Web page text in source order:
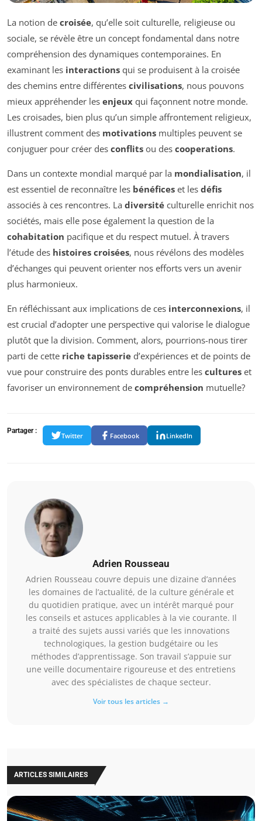
La notion de croisée, qu’elle soit culturelle, religieuse ou
sociale, se révèle être un concept fondamental dans notre
compréhension des dynamiques contemporaines. En
examinant les interactions qui se produisent à la croisée
des chemins entre différentes civilisations, nous pouvons
mieux appréhender les enjeux qui façonnent notre monde.
Les croisades, bien plus qu’un simple affrontement religieux,
illustrent comment des motivations multiples peuvent se
conjuguer pour créer des conflits ou des cooperations.
Dans un contexte mondial marqué par la mondialisation, il
est essentiel de reconnaître les bénéfices et les défis
associés à ces rencontres. La diversité culturelle enrichit nos
sociétés, mais elle pose également la question de la
cohabitation pacifique et du respect mutuel. À travers
l’étude des histoires croisées, nous révélons des modèles
d’échanges qui peuvent orienter nos efforts vers un avenir
plus harmonieux.
En réfléchissant aux implications de ces interconnexions, il
est crucial d’adopter une perspective qui valorise le dialogue
plutôt que la division. Comment, alors, pourrions-nous tirer
parti de cette riche tapisserie d’expériences et de points de
vue pour construire des ponts durables entre les cultures et
favoriser un environnement de compréhension mutuelle?
Partager :
Twitter Facebook LinkedIn
Adrien Rousseau
Adrien Rousseau couvre depuis une dizaine d’années
les domaines de l’actualité, de la culture générale et
du quotidien pratique, avec un intérêt marqué pour
les conseils et astuces applicables à la vie courante. Il
a traité des sujets aussi variés que les innovations
technologiques, la gestion budgétaire ou les
méthodes d’apprentissage. Son travail s’appuie sur
une veille documentaire rigoureuse et des entretiens
avec des spécialistes de chaque secteur.
Voir tous les articles →
ARTICLES SIMILAIRES